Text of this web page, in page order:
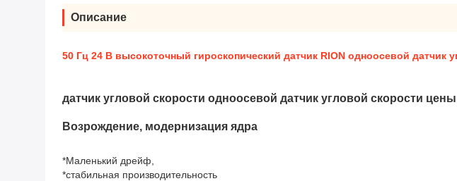
Описание
50 Гц 24 В высокоточный гироскопический датчик RION одноосевой датчик
датчик угловой скорости одноосевой датчик угловой скорости
Возрождение, модернизация ядра
*Маленький дрейф,
*стабильная производительность